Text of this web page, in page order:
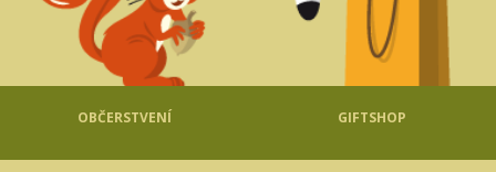
OBČERSTVENÍ GIFTSHOP